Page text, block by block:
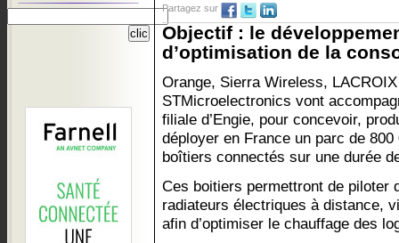
Partagez sur
Objectif : le
d’optimisation de la
Orange, Sierra Wireless,
STMicroelectronics vont
filiale d’Engie, pour concevoir,
déployer en France un parc de 800
boîtiers connectés sur une durée
Ces boitiers permettront de piloter
radiateurs électriques à distance,
afin d’optimiser le chauffage des